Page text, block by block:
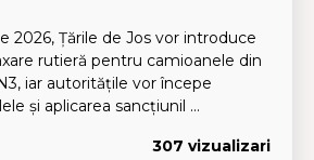
2026, Țările de Jos vor introduce
rutieră pentru camioanele din
iar autoritățile vor începe
și aplicarea sancțiunil ...
307 vizualizari